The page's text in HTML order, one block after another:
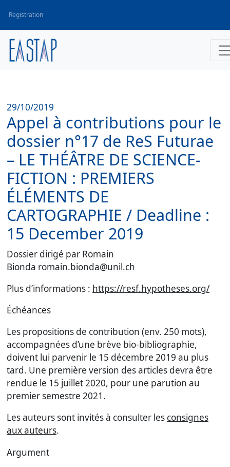
Registration
29/10/2019
Appel à contributions pour le
dossier n°17 de ReS Futurae
– LE THÉÂTRE DE SCIENCE-
FICTION : PREMIERS
ÉLÉMENTS DE
CARTOGRAPHIE / Deadline :
15 December 2019
Dossier dirigé par Romain
Bionda romain.bionda@unil.ch
Plus d’informations : https://resf.hypotheses.org/
Échéances
Les propositions de contribution (env. 250 mots),
accompagnées d’une brève bio-bibliographie,
doivent lui parvenir le 15 décembre 2019 au plus
tard. Une première version des articles devra être
rendue le 15 juillet 2020, pour une parution au
premier semestre 2021.
Les auteurs sont invités à consulter les consignes
aux auteurs.
Argument